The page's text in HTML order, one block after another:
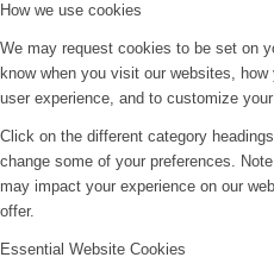
How we use cookies
We may request cookies to be set on
know when you visit our websites,
user experience, and to customize
Click on the different category
change some of your preferences.
may impact your experience on our
offer.
Essential Website Cookies